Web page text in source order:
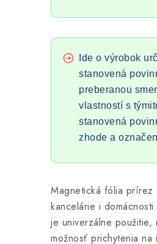
Ide o výrobok
stanovená
preberanou
vlastností s
stanovená
zhode a
Magnetická fólia prírez
kancelárie i
je univerzálne použitie,
možnosť prichytenia na